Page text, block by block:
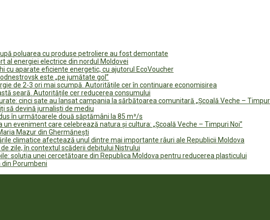
poluarea cu produse petroliere au fost demontate
al energiei electrice din nordul Moldovei
cu aparate eficiente energetic, cu ajutorul EcoVoucher
este „pe jumătate gol”
de 2-3 ori mai scumpă. Autoritățile cer în continuare economisirea
seară. Autoritățile cer reducerea consumului
cinci sate au lansat campania la sărbătoarea comunitară „Școală Veche –
să devină jurnaliști de mediu
în următoarele două săptămâni la 85 m³/s
eveniment care celebrează natura și cultura: „Școală Veche – Timpuri Noi”
Mazur din Ghermănești
climatice afectează unul dintre mai importante râuri ale Republicii Moldova
zile, în contextul scăderii debitului Nistrului
soluția unei cercetătoare din Republica Moldova pentru reducerea plasticului
Porumbeni